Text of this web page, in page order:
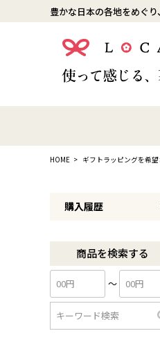
豊かな日本の各地をめぐ
HOME ギフトラッピングを希
購入履歴
商品を検索する
〜